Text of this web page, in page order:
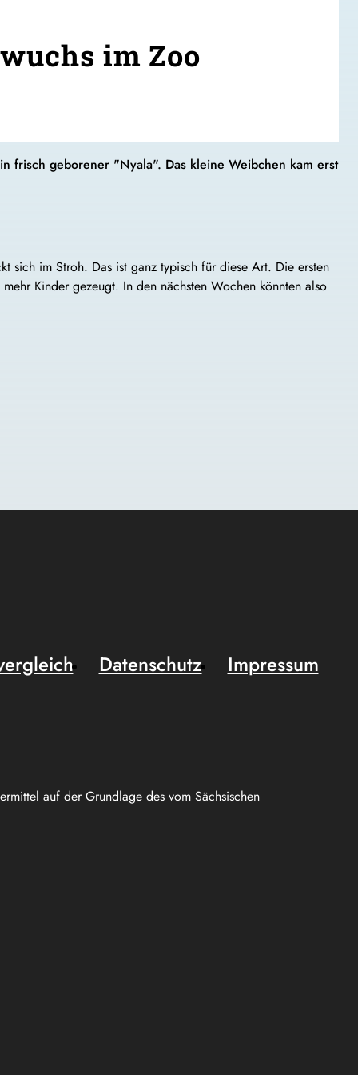
im Zoo
frisch geborener "Nyala". Das kleine Weibchen kam erst
sich im Stroh. Das ist ganz typisch für diese Art. Die ersten
Kinder gezeugt. In den nächsten Wochen könnten also
auf der Grundlage des vom Sächsischen
Datenschutz
Impressum